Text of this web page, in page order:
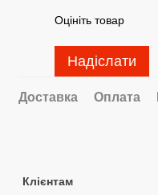
Оцініть товар
Надіслати
Доставка Оплата
Клієнтам